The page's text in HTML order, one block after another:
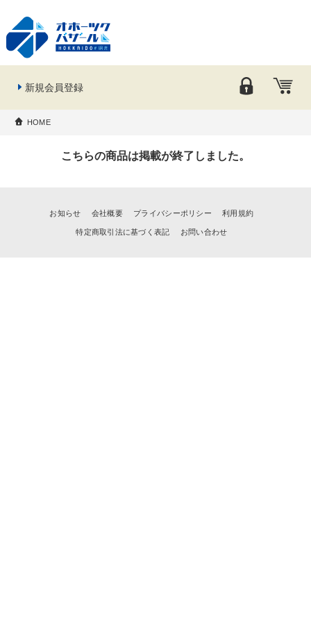
新規会員登録
HOME
こちらの商品は掲載が終了しました。
お知らせ 会社概要 プライバシーポリシー 利用規約
特定商取引法に基づく表記 お問い合わせ